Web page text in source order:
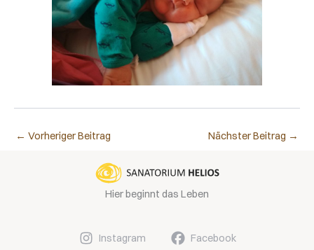
← Vorheriger Beitrag Nächster Beitrag →
Hier beginnt das Leben
Instagram Facebook